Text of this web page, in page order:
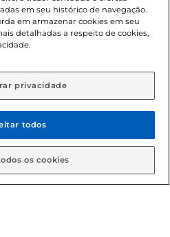
de 18 anos, conforme
II (Estatuto da Criança e do
exclusivos para o
para as compras on-line é de
Todos os direitos
Gbarbosa.
em seu histórico de navegação.
em armazenar cookies em seu
detalhadas a respeito de cookies,
privacidade
todos
os cookies